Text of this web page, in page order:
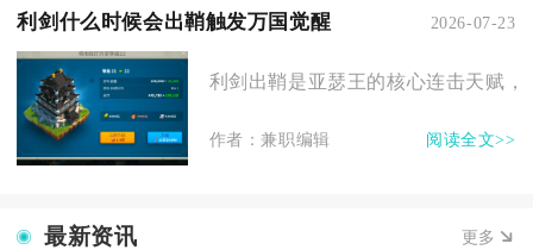
利剑什么时候会出鞘触发万国觉醒 2026-07-23
利剑出鞘是亚瑟王的核心连击天赋
作者：兼职编辑 阅读全文>>
最新资讯 更多